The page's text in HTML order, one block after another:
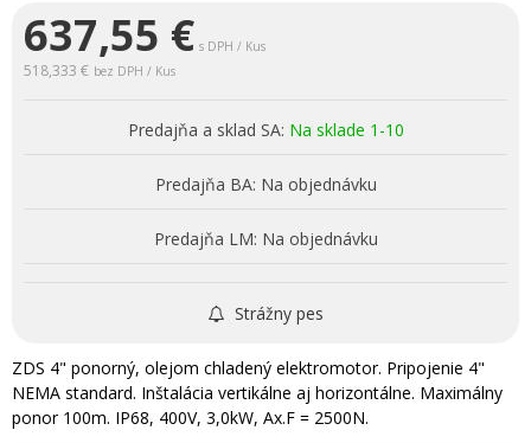
637,55 € s DPH / Kus
518,333 € bez DPH / Kus
Predajňa a sklad SA: Na sklade 1-10
Predajňa BA: Na objednávku
Predajňa LM: Na objednávku
Strážny pes
ZDS 4" ponorný, olejom chladený elektromotor. Pripojenie 4"
NEMA standard. Inštalácia vertikálne aj horizontálne. Maximálny
ponor 100m. IP68, 400V, 3,0kW, Ax.F = 2500N.